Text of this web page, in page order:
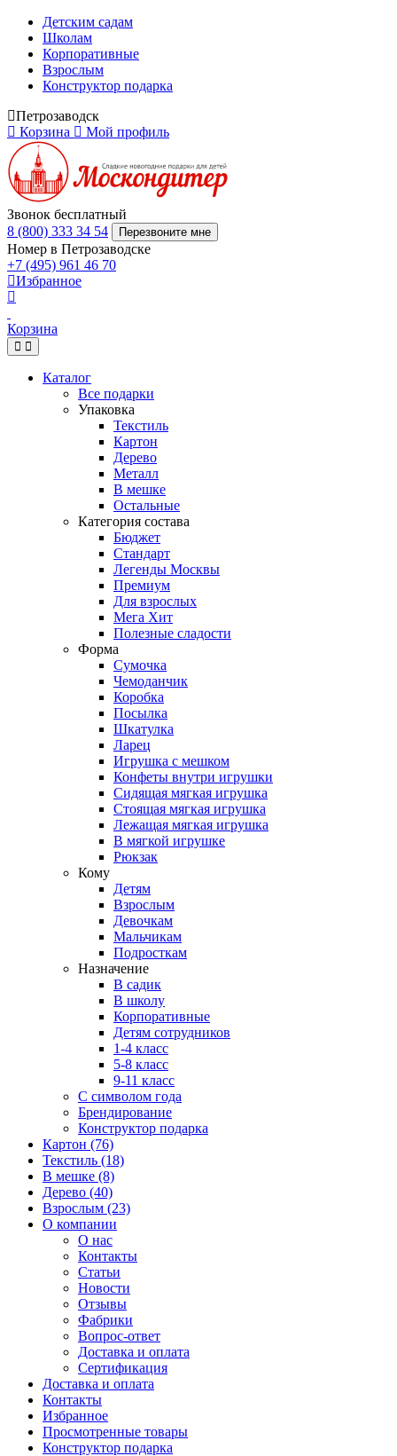
Детским садам
Школам
Корпоративные
Взрослым
Конструктор подарка
Петрозаводск
Корзина
Мой профиль
Звонок бесплатный
8 (800) 333 34 54
Перезвоните мне
Номер в Петрозаводске
+7 (495) 961 46 70
Избранное
Корзина
Каталог
Все подарки
Упаковка
Текстиль
Картон
Дерево
Металл
В мешке
Остальные
Категория состава
Бюджет
Стандарт
Легенды Москвы
Премиум
Для взрослых
Мега Хит
Полезные сладости
Форма
Сумочка
Чемоданчик
Коробка
Посылка
Шкатулка
Ларец
Игрушка с мешком
Конфеты внутри игрушки
Сидящая мягкая игрушка
Стоящая мягкая игрушка
Лежащая мягкая игрушка
В мягкой игрушке
Рюкзак
Кому
Детям
Взрослым
Девочкам
Мальчикам
Подросткам
Назначение
В садик
В школу
Корпоративные
Детям сотрудников
1-4 класс
5-8 класс
9-11 класс
С символом года
Брендирование
Конструктор подарка
Картон (76)
Текстиль (18)
В мешке (8)
Дерево (40)
Взрослым (23)
О компании
О нас
Контакты
Статьи
Новости
Отзывы
Фабрики
Вопрос-ответ
Доставка и оплата
Сертификация
Доставка и оплата
Контакты
Избранное
Просмотренные товары
Конструктор подарка